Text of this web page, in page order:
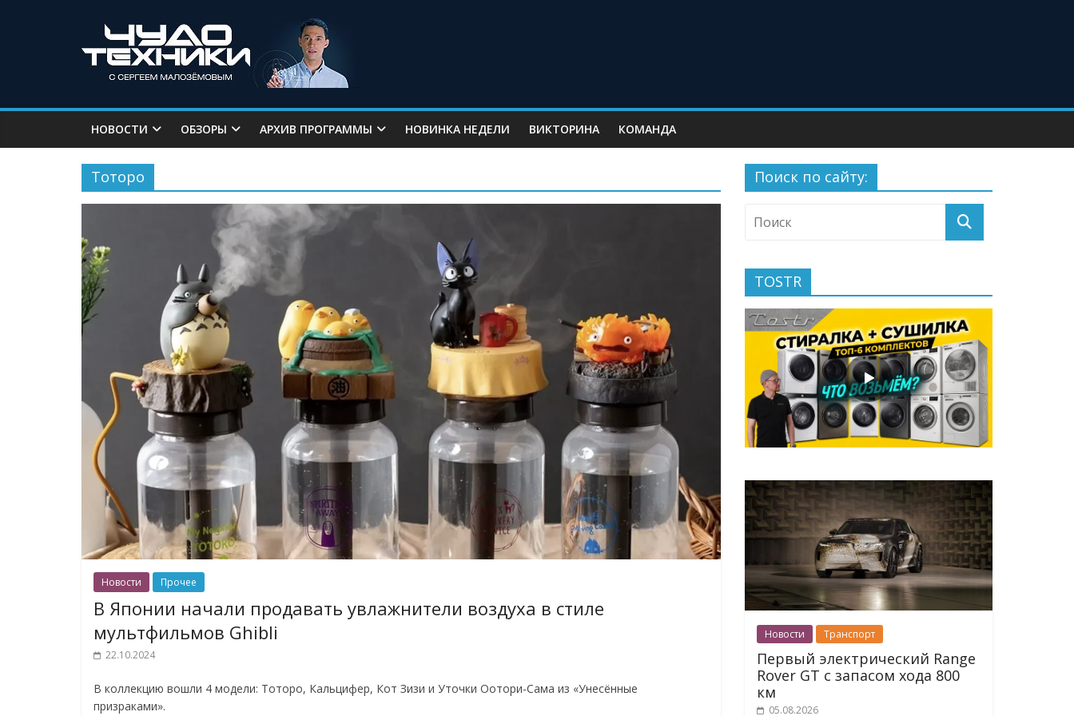
НОВОСТИ ОБЗОРЫ АРХИВ ПРОГРАММЫ НОВИНКА НЕДЕЛИ ВИКТОРИНА КОМАНДА
Тоторо
Новости Прочее
В Японии начали продавать увлажнители воздуха в стиле
мультфильмов Ghibli
22.10.2024
В коллекцию вошли 4 модели: Тоторо, Кальцифер, Кот Зизи и Уточки Оотори-Сама из «Унесённые
призраками».
Поиск по сайту:
TOSTR
Новости Транспорт
Первый электрический Range
Rover GT с запасом хода 800
км
05.08.2026